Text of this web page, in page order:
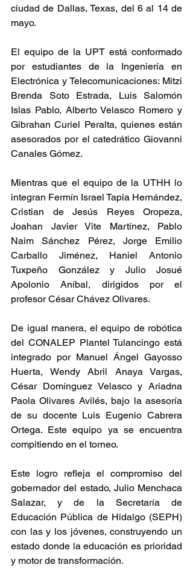
ciudad de Dallas, Texas, del 6 al 14 de
mayo.
El equipo de la UPT está conformado
por estudiantes de la Ingeniería en
Electrónica y Telecomunicaciones: Mitzi
Brenda Soto Estrada, Luis Salomón
Islas Pablo, Alberto Velasco Romero y
Gibrahan Curiel Peralta, quienes están
asesorados por el catedrático Giovanni
Canales Gómez.
Mientras que el equipo de la UTHH lo
integran Fermín Israel Tapia Hernández,
Cristian de Jesús Reyes Oropeza,
Joahan Javier Vite Martínez, Pablo
Naim Sánchez Pérez, Jorge Emilio
Carballo Jiménez, Haniel Antonio
Tuxpeño González y Julio Josué
Apolonio Aníbal, dirigidos por el
profesor César Chávez Olivares.
De igual manera, el equipo de robótica
del CONALEP Plantel Tulancingo está
integrado por Manuel Ángel Gayosso
Huerta, Wendy Abril Anaya Vargas,
César Domínguez Velasco y Ariadna
Paola Olivares Avilés, bajo la asesoría
de su docente Luis Eugenio Cabrera
Ortega. Este equipo ya se encuentra
compitiendo en el torneo.
Este logro refleja el compromiso del
gobernador del estado, Julio Menchaca
Salazar, y de la Secretaría de
Educación Pública de Hidalgo (SEPH)
con las y los jóvenes, construyendo un
estado donde la educación es prioridad
y motor de transformación.